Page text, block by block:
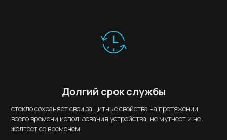
Долгий срок службы
стекло сохраняет свои защитные свойства на протяжении
всего времени использования устройства, не мутнеет и не
желтеет со временем.